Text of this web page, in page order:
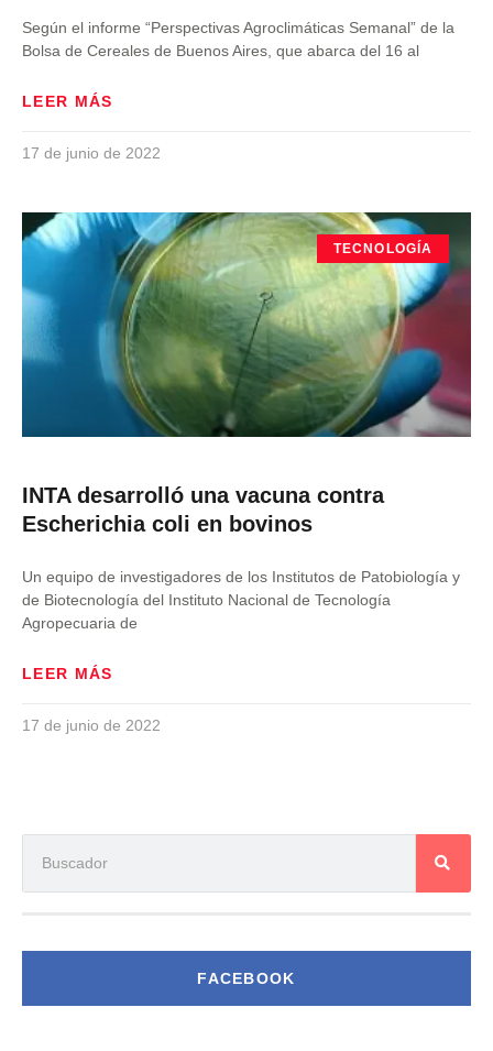
Según el informe “Perspectivas Agroclimáticas Semanal” de la
Bolsa de Cereales de Buenos Aires, que abarca del 16 al
LEER MÁS
17 de junio de 2022
TECNOLOGÍA
INTA desarrolló una vacuna contra
Escherichia coli en bovinos
Un equipo de investigadores de los Institutos de Patobiología y
de Biotecnología del Instituto Nacional de Tecnología
Agropecuaria de
LEER MÁS
17 de junio de 2022
FACEBOOK